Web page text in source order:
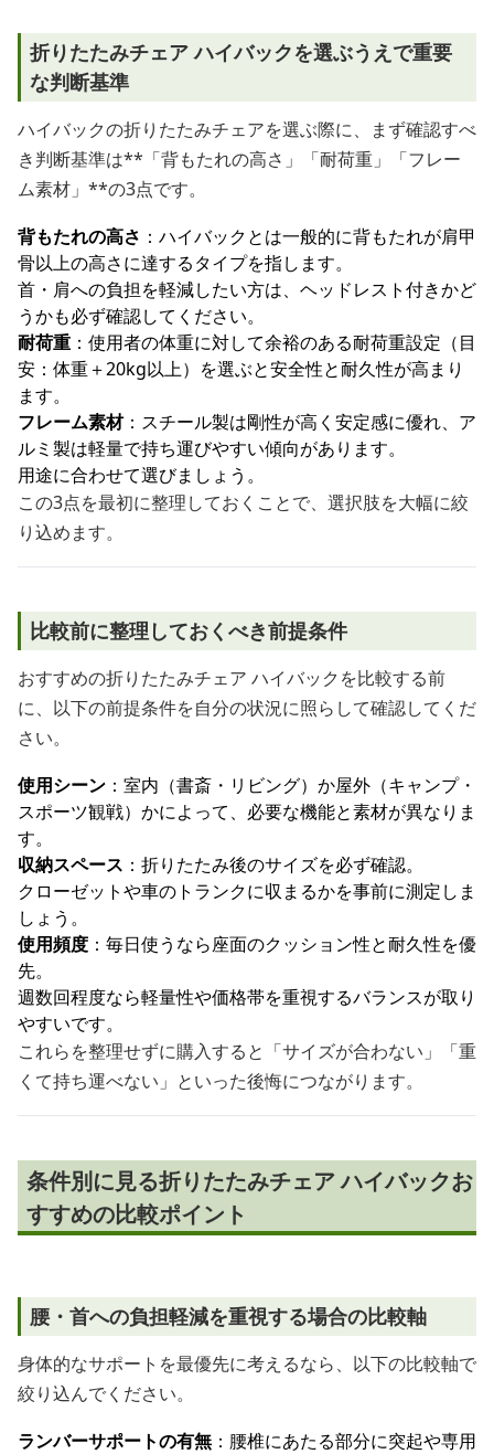
折りたたみチェア ハイバックを選ぶうえで重要
な判断基準
ハイバックの折りたたみチェアを選ぶ際に、まず確認すべ
き判断基準は**「背もたれの高さ」「耐荷重」「フレー
ム素材」**の3点です。
背もたれの高さ ：ハイバックとは一般的に背もたれが肩甲
骨以上の高さに達するタイプを指します。
首・肩への負担を軽減したい方は、ヘッドレスト付きかど
うかも必ず確認してください。
耐荷重 ：使用者の体重に対して余裕のある耐荷重設定（目
安：体重＋20kg以上）を選ぶと安全性と耐久性が高まり
ます。
フレーム素材：スチール製は剛性が高く安定感に優れ、ア
ルミ製は軽量で持ち運びやすい傾向があります。
用途に合わせて選びましょう。
この3点を最初に整理しておくことで、選択肢を大幅に絞
り込めます。
比較前に整理しておくべき前提条件
おすすめの折りたたみチェア ハイバックを比較する前
に、以下の前提条件を自分の状況に照らして確認してくだ
さい。
使用シーン ：室内（書斎・リビング）か屋外（キャンプ・
スポーツ観戦）かによって、必要な機能と素材が異なりま
す。
収納スペース ：折りたたみ後のサイズを必ず確認。
クローゼットや車のトランクに収まるかを事前に測定しま
しょう。
使用頻度 ：毎日使うなら座面のクッション性と耐久性を優
先。
週数回程度なら軽量性や価格帯を重視するバランスが取り
やすいです。
これらを整理せずに購入すると「サイズが合わない」「重
くて持ち運べない」といった後悔につながります。
条件別に見る折りたたみチェア ハイバックお
すすめの比較ポイント
腰・首への負担軽減を重視する場合の比較軸
身体的なサポートを最優先に考えるなら、以下の比較軸で
絞り込んでください。
ランバーサポートの有無 ：腰椎にあたる部分に突起や専用